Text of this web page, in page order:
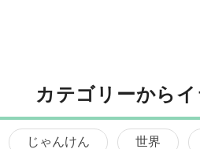
カテゴリーから
じゃんけん 世界